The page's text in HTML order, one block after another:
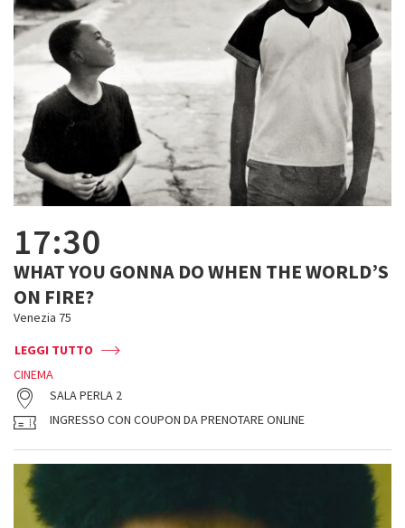
17:30
WHAT YOU GONNA DO WHEN THE WORLD’S
ON FIRE?
Venezia 75
LEGGI TUTTO
CINEMA
SALA PERLA 2
INGRESSO CON COUPON DA PRENOTARE ONLINE